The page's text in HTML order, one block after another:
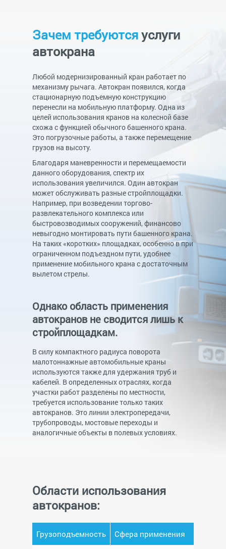
Зачем требуютсяуслуги
автокрана
Любой модернизированный кран работает по
механизму рычага. Автокран появился, когда
стационарную подъемную конструкцию
перенесли на мобильную платформу. Одна из
целей использования кранов на колесной базе
схожа с функцией обычного башенного крана.
Это погрузочные работы, а также перемещение
грузов на высоту.
Благодаря маневренности и перемещаемости
данного оборудования, спектр их
использования увеличился. Один автокран
может обслуживать разные стройплощадки.
Например, при возведении торгово-
развлекательного комплекса или
быстровозводимых сооружений, финансово
невыгодно монтировать пути башенного крана.
На таких «коротких» площадках, особенно в при
ограниченном подъездном пути, удобнее
применение мобильного крана с достаточным
вылетом стрелы.
Однако область применения
автокранов не сводится лишь к
стройплощадкам.
В силу компактного радиуса поворота
малотоннажные автомобильные краны
используются также для удержания труб и
кабелей. В определенных отраслях, когда
участки работ разделены по местности,
требуется использование только таких
автокранов. Это линии электропередачи,
трубопроводы, мостовые переходы и
аналогичные объекты в полевых условиях.
Области использования
автокранов:
Грузоподъемность Сфера применения